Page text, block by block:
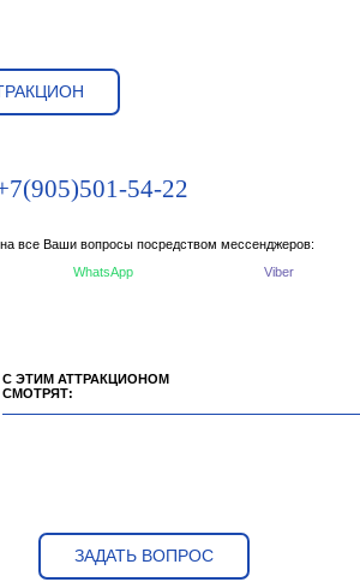
54-22
все Ваши вопросы посредством мессенджеров:
WhatsApp Viber
С ЭТИМ АТТРАКЦИОНОМ
СМОТРЯТ:
ЗАДАТЬ ВОПРОС